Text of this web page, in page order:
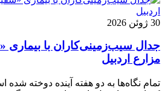
30 ژوئن 2026
جدال سیب‌زمینی‌کاران با بیماری
مزارع اردبیل
تمام نگاه‌ها به دو هفته آینده دوخته